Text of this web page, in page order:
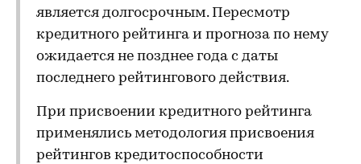
является долгосрочным. Пересмотр
кредитного рейтинга и прогноза по нему
ожидается не позднее года с даты
последнего рейтингового действия.
При присвоении кредитного рейтинга
применялись методология присвоения
рейтингов кредитоспособности